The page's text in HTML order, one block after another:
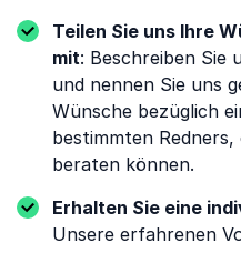
Teilen Sie uns Ihre
mit: Beschreiben Sie
und nennen Sie uns
Wünsche bezüglich
bestimmten
beraten können.
Erhalten Sie eine
Unsere erfahrenen